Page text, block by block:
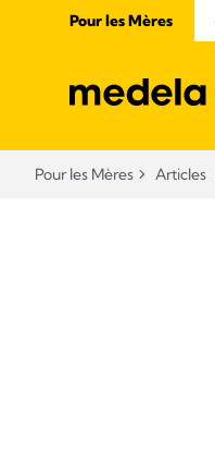
Pour les Mères
Pour les Mères Articles